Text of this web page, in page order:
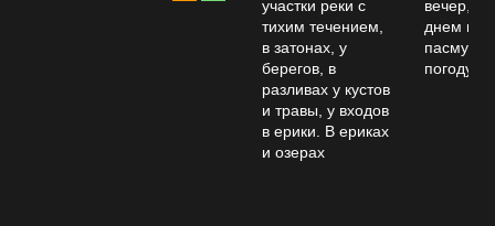
участки реки с
тихим течением,
в затонах, у
берегов, в
разливах у кустов
и травы, у входов
в ерики. В ериках
и озерах
вечер,
днем в
погоду